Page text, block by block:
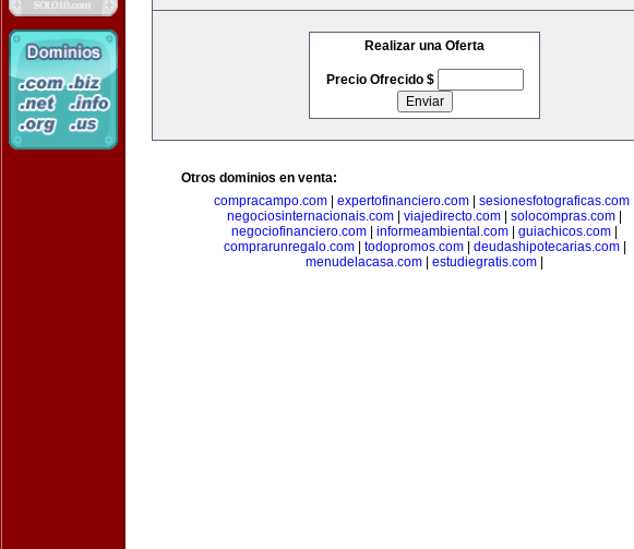
Realizar una Oferta
Precio Ofrecido $
Otros dominios en venta:
compracampo.com| expertofinanciero.com| sesionesfotograficas.com|
negociosinternacionais.com
viajedirecto.com solocompras.com
negociofinanciero.com
informeambiental.com guiachicos.com
comprarunregalo.com| todopromos.com| deudashipotecarias.com|
menudelacasa.com
estudiegratis.com